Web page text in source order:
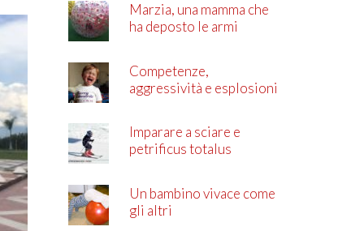
Marzia, una mamma che
ha deposto le armi
Competenze,
aggressività e esplosioni
Imparare a sciare e
petrificus totalus
Un bambino vivace come
gli altri